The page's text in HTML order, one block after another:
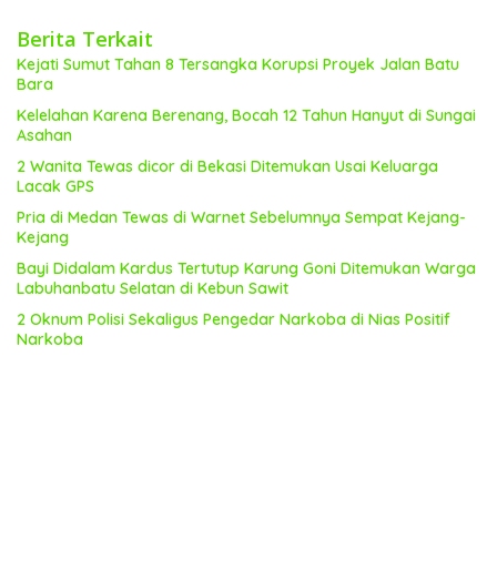
Berita Terkait
Kejati Sumut Tahan 8 Tersangka Korupsi Proyek Jalan Batu
Bara
Kelelahan Karena Berenang, Bocah 12 Tahun Hanyut di Sungai
Asahan
2 Wanita Tewas dicor di Bekasi Ditemukan Usai Keluarga
Lacak GPS
Pria di Medan Tewas di Warnet Sebelumnya Sempat Kejang-
Kejang
Bayi Didalam Kardus Tertutup Karung Goni Ditemukan Warga
Labuhanbatu Selatan di Kebun Sawit
2 Oknum Polisi Sekaligus Pengedar Narkoba di Nias Positif
Narkoba